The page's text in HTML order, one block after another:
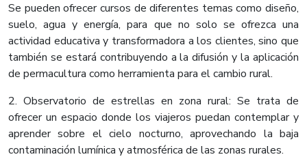
Se pueden ofrecer cursos de diferentes temas como diseño,
suelo, agua y energía, para que no solo se ofrezca una
actividad educativa y transformadora a los clientes, sino que
también se estará contribuyendo a la difusión y la aplicación
de permacultura como herramienta para el cambio rural.
2. Observatorio de estrellas en zona rural: Se trata de
ofrecer un espacio donde los viajeros puedan contemplar y
aprender sobre el cielo nocturno, aprovechando la baja
contaminación lumínica y atmosférica de las zonas rurales.